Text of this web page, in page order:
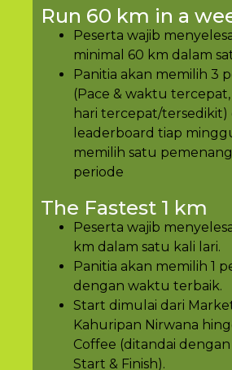
Run 60 km in a
Peserta wajib
minimal 60 km dalam
Panitia akan memilih 3
(Pace & waktu
hari tercepat/tersedikit)
leaderboard tiap
memilih satu
periode
The Fastest 1 km
Peserta wajib
km dalam satu kali lari.
Panitia akan memilih 1
dengan waktu terbaik.
Start dimulai dari
Kahuripan Nirwana
Coffee (ditandai
Start & Finish).